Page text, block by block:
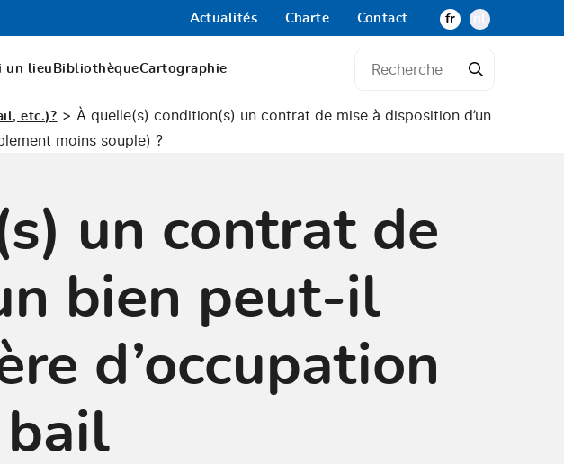
Actualités Charte Contact fr
un lieu BibliothèqueCartographie
etc.)? > À quelle(s) condition(s) un contrat de mise à disposition d’un
moins souple) ?
un contrat de
bien peut-il
d’occupation
bail